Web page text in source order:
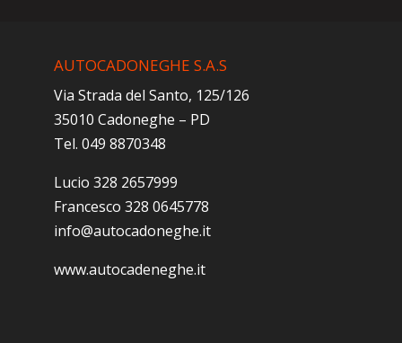
AUTOCADONEGHE S.A.S
Via Strada del Santo, 125/126
35010 Cadoneghe – PD
Tel. 049 8870348
Lucio 328 2657999
Francesco 328 0645778
info@autocadoneghe.it
www.autocadeneghe.it